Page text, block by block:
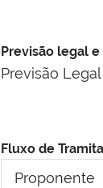
Previsão legal
Previsão
Fluxo de
Proponente